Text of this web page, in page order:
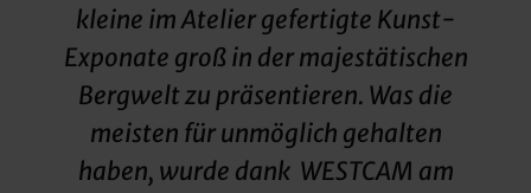
kleine im Atelier gefertigte Kunst-
Exponate groß in der majestätischen
Bergwelt zu präsentieren. Was die
meisten für unmöglich gehalten
haben, wurde dank WESTCAM am